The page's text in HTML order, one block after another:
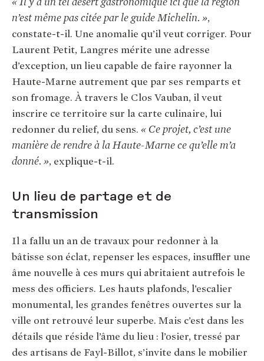
n’est même pas citée par le guide Michelin. »,
constate-t-il. Une anomalie qu’il veut corriger. Pour
Laurent Petit, Langres mérite une adresse
d’exception, un lieu capable de faire rayonner la
Haute-Marne autrement que par ses remparts et
son fromage. À travers le Clos Vauban, il veut
inscrire ce territoire sur la carte culinaire, lui
redonner du relief, du sens. « Ce projet, c’est une
manière de rendre à la Haute-Marne ce qu’elle m’a
donné. », explique-t-il.
Un lieu de partage et de
transmission
Il a fallu un an de travaux pour redonner à la
bâtisse son éclat, repenser les espaces, insuffler une
âme nouvelle à ces murs qui abritaient autrefois le
mess des officiers. Les hauts plafonds, l’escalier
monumental, les grandes fenêtres ouvertes sur la
ville ont retrouvé leur superbe. Mais c’est dans les
détails que réside l’âme du lieu : l’osier, tressé par
des artisans de Fayl-Billot, s’invite dans le mobilier